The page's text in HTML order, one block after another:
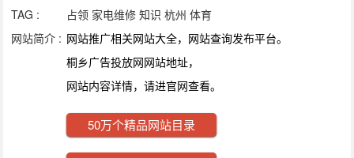
TAG :
占领 家电维修 知识 杭州 体育
网站简介 : 网站推广相关网站大全，网站查询发布平台。
桐乡广告投放网网站地址，
网站内容详情，请进官网查看。
50万个精品网站目录